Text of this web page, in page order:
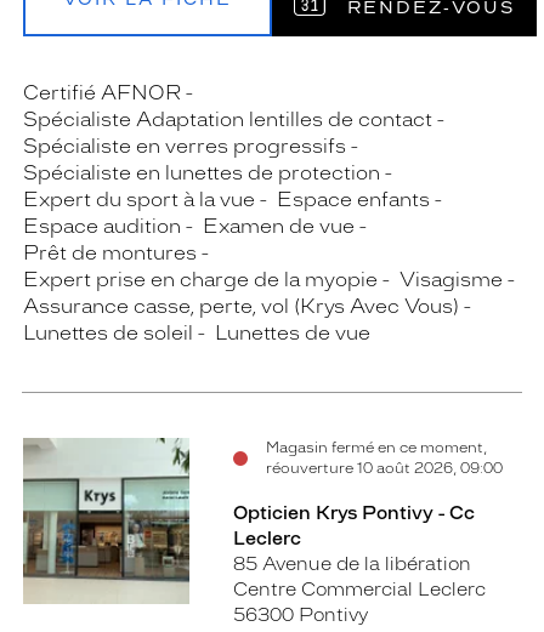
RENDEZ‑VOUS
Certifié AFNOR
Spécialiste Adaptation lentilles de contact
Spécialiste en verres progressifs
Spécialiste en lunettes de protection
Expert du sport à la vue
Espace enfants
Espace audition
Examen de vue
Prêt de montures
Expert prise en charge de la myopie
Visagisme
Assurance casse, perte, vol (Krys Avec Vous)
Lunettes de soleil
Lunettes de vue
Magasin fermé en ce moment,
réouverture 10 août 2026, 09:00
Opticien Krys Pontivy - Cc
Leclerc
85 Avenue de la libération
Centre Commercial Leclerc
56300 Pontivy